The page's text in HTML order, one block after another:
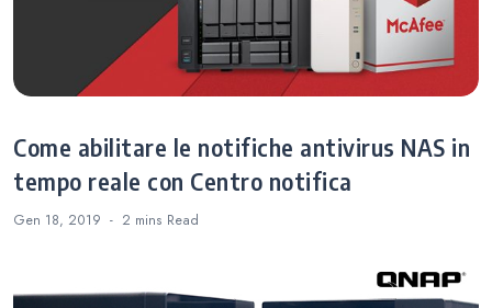
Come abilitare le notifiche antivirus NAS in
tempo reale con Centro notifica
Gen 18, 2019 2 mins Read